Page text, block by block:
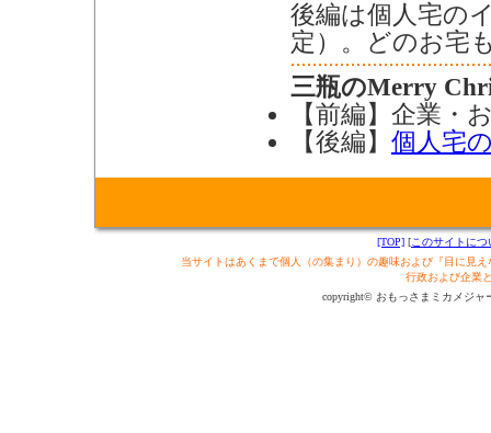
後編は個人宅の
定）。どのお宅
三瓶のMerry
【前編 】企業・
【後編】 個人宅
[TOP] [このサイトにつ
当サイトはあくまで個人（の集まり）の趣味および『目に見
行政および企業
copyright© おもっさまミカメジャ